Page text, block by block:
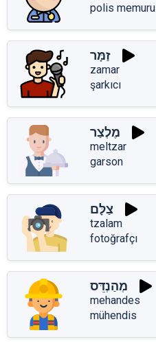
polis memuru
זַמָּר
zamar
şarkıcı
מֶלְצַר
meltzar
garson
צַלָּם
tzalam
fotoğrafçı
מְהַנְדֵּס
mehandes
mühendis